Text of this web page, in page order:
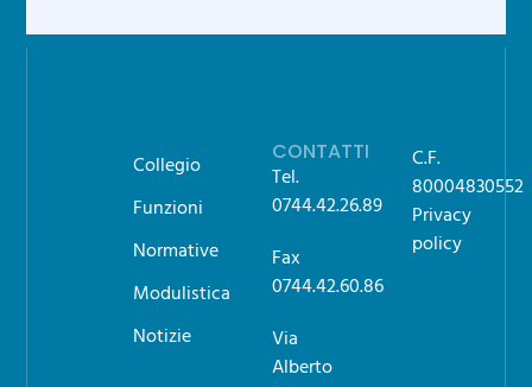
Collegio
Funzioni
Normative
Modulistica
Notizie
CONTATTI
Tel.
0744.42.26.89
Fax
0744.42.60.86
Via
Alberto
C.F.
80004830552
Privacy
policy